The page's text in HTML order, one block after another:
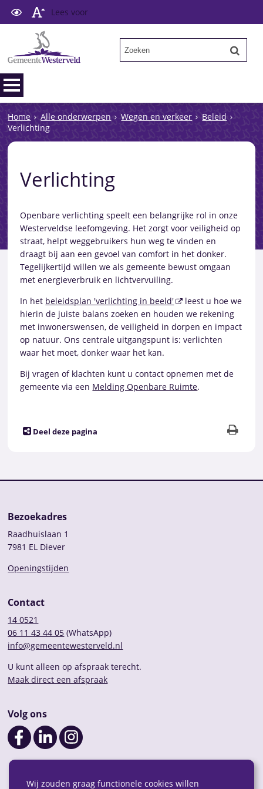
Wij zouden graag functionele cookies willen
Lees voor
Home Alle onderwerpen Wegen en verkeer
Beleid
Verlichting
Verlichting
Openbare verlichting speelt een belangrijke rol in onze
Westerveldse leefomgeving. Het zorgt voor veiligheid op
straat, helpt weggebruikers hun weg te vinden en
draagt bij aan een gevoel van comfort in het donker.
Tegelijkertijd willen we als gemeente bewust omgaan
met energieverbruik en lichtvervuiling.
In het beleidsplan 'verlichting in beeld'
leest u hoe we
hierin de juiste balans zoeken en houden we rekening
met inwonerswensen, de veiligheid in dorpen en impact
op natuur. Ons centrale uitgangspunt is: verlichten
waar het moet, donker waar het kan.
Bij vragen of klachten kunt u contact opnemen met de
gemeente via een Melding Openbare Ruimte.
Deel deze pagina
Bezoekadres
Raadhuislaan 1
7981 EL Diever
Openingstijden
Contact
14 0521
06 11 43 44 05 (WhatsApp)
info@gemeentewesterveld.nl
U kunt alleen op afspraak terecht.
Maak direct een afspraak
Volg ons